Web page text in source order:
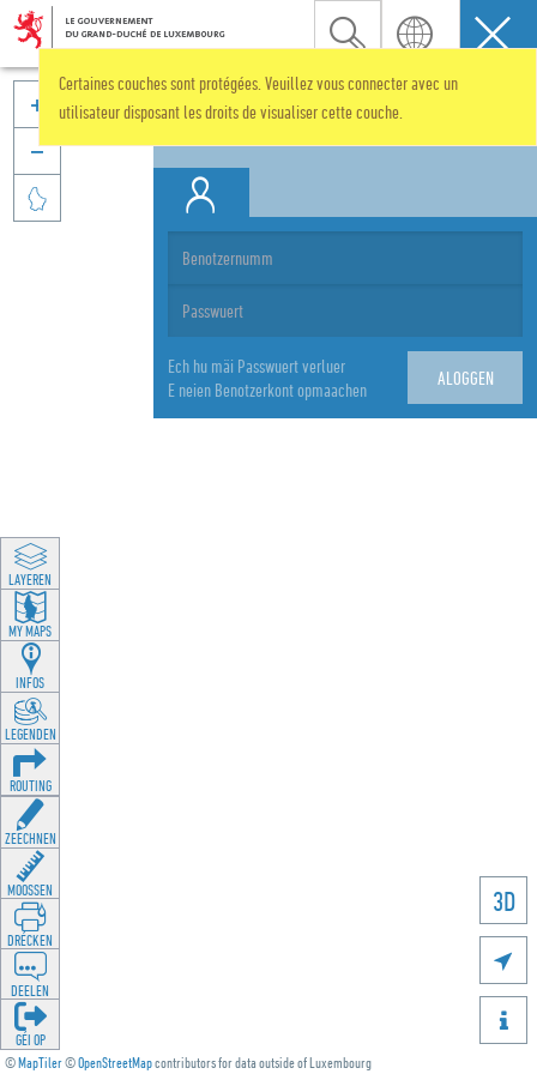
MÄI KONT
Ech hu mäi Passwuert verluer
E neien Benotzerkont opmaachen
©MapTiler©OpenStreetMapcontributors for data outside of Luxembourg
3D





LAYEREN
MY MAPS
INFOS
LEGENDEN
ROUTING
ZEECHNEN
MOOSSEN
DRÉCKEN
DEELEN
GÉI OP
Certaines couches sont protégées. Veuillez vous connecter avec un
utilisateur disposant les droits de visualiser cette couche.